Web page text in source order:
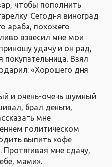
чтобы пополнить
Сегодня виноград
араба, похожего
взвесил мне мои
удачу и он рад,
покупательница. Взял
«Хорошего дня
и очень-очень шумный
брал деньги,
мне
политическом
выпить кофе
Протягивая мне сдачу,
мами».